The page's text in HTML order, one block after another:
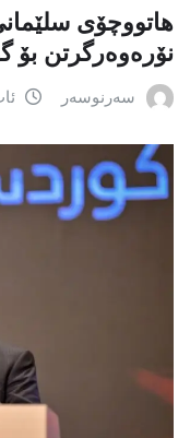
هاتووچۆی
نۆرەوەرگرتن بۆ
سەرنوسەر ئاب